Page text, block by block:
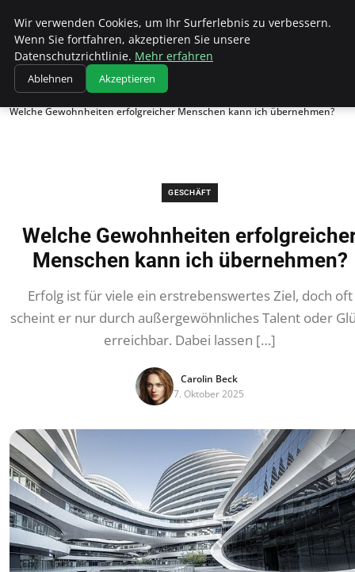
Wk Institut
Startseite
Geschäft
Welche Gewohnheiten erfolgreicher Menschen kann ich übernehmen?
GESCHÄFT
Welche Gewohnheiten
Menschen kann ich übernehmen?
Erfolg ist für viele ein erstrebenswertes Ziel, doch oft
scheint er nur durch außergewöhnliches Talent oder
erreichbar. Dabei lassen […]
Carolin Beck
7. Oktober 2025
Wir verwenden Cookies, um Ihr Surferlebnis zu verbessern.
Wenn Sie fortfahren, akzeptieren Sie unsere
Datenschutzrichtlinie. Mehr erfahren
Ablehnen Akzeptieren